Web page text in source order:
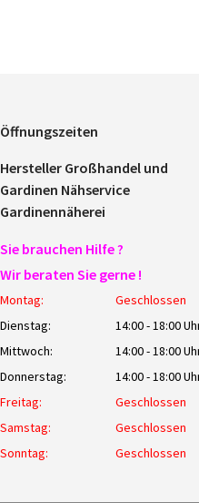
Öffnungszeiten
Hersteller Großhandel und
Gardinen Nähservice
Gardinennäherei
Sie brauchen Hilfe ?
Wir beraten Sie gerne !
Montag:
Geschlossen
Dienstag:
14:00 - 18:00
Mittwoch:
14:00 - 18:00
Donnerstag:
14:00 - 18:00
Freitag:
Geschlossen
Samstag:
Geschlossen
Sonntag:
Geschlossen